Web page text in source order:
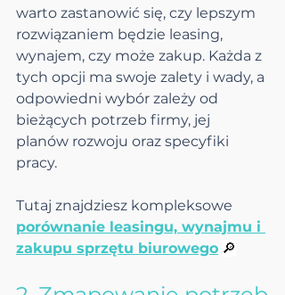
warto zastanowić się, czy lepszym
rozwiązaniem będzie leasing,
wynajem, czy może zakup. Każda z
tych opcji ma swoje zalety i wady, a
odpowiedni wybór zależy od
bieżących potrzeb firmy, jej
planów rozwoju oraz specyfiki
pracy.
Tutaj znajdziesz kompleksowe
porównanie leasingu, wynajmu i
zakupu sprzętu biurowego 🔎